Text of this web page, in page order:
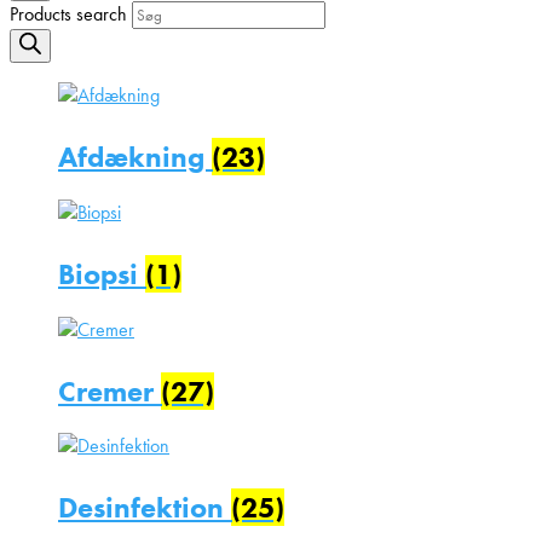
Products search
Afdækning (23)
Biopsi (1)
Cremer (27)
Desinfektion (25)